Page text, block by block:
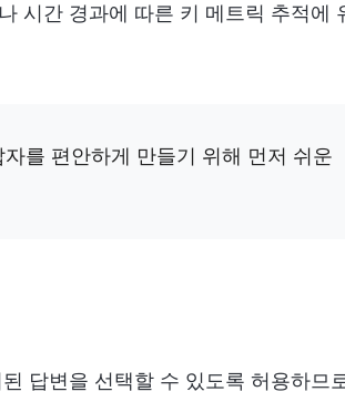
시간 경과에 따른 키 메트릭 추적에
를 편안하게 만들기 위해 먼저 쉬운
답변을 선택할 수 있도록 허용하므